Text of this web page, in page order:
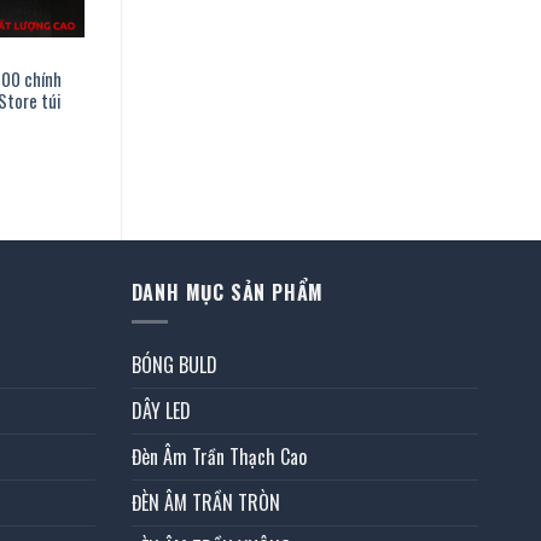
chính
túi
DANH MỤC SẢN PHẨM
BÓNG BULD
DÂY LED
Đèn Âm Trần Thạch Cao
ĐÈN ÂM TRẦN TRÒN